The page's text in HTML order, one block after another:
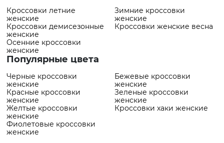
Кроссовки летние
женские
Зимние кроссовки
женские
Кроссовки демисезонные
женские
Кроссовки женские весна
Осенние кроссовки
женские
Популярные цвета
Черные кроссовки
женские
Бежевые кроссовки
женские
Красные кроссовки
женские
Зеленые кроссовки
женские
Желтые кроссовки
женские
Кроссовки хаки женские
Фиолетовые кроссовки
женские